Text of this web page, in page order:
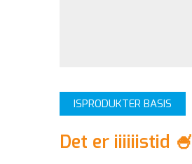
ISPRODUKTER BASIS
Det er iiiiiistid 🍧